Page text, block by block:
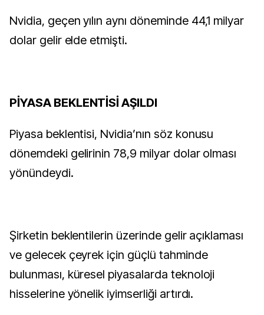
Nvidia, geçen yılın aynı döneminde 44,1 milyar
dolar gelir elde etmişti.
PİYASA BEKLENTİSİ AŞILDI
Piyasa beklentisi, Nvidia’nın söz konusu
dönemdeki gelirinin 78,9 milyar dolar olması
yönündeydi.
Şirketin beklentilerin üzerinde gelir açıklaması
ve gelecek çeyrek için güçlü tahminde
bulunması, küresel piyasalarda teknoloji
hisselerine yönelik iyimserliği artırdı.